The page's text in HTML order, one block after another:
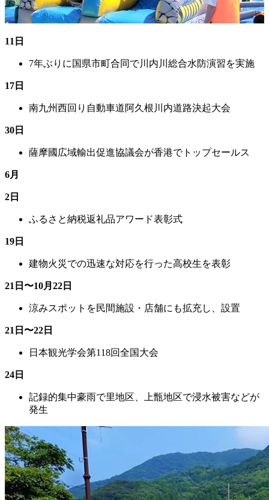
11日
7年ぶりに国県市町合同で川内川総合水防演習を実施
17日
南九州西回り自動車道阿久根川内道路決起大会
30日
薩摩國広域輸出促進協議会が香港でトップセールス
6月
2日
ふるさと納税返礼品アワード表彰式
19日
建物火災での迅速な対応を行った高校生を表彰
21日〜10月22日
涼みスポットを民間施設・店舗にも拡充し、設置
21日〜22日
日本観光学会第118回全国大会
24日
記録的集中豪雨で里地区、上甑地区で浸水被害などが
発生